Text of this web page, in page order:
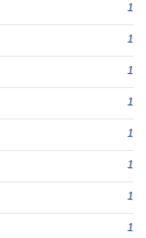
1
1
1
1
1
1
1
1